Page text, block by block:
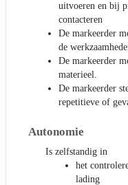
uitvoeren en bij
contacteren
De markeerder
de
De markeerder
materieel.
De markeerder
repetitieve of
Autonomie
Is zelfstandig in
het
lading